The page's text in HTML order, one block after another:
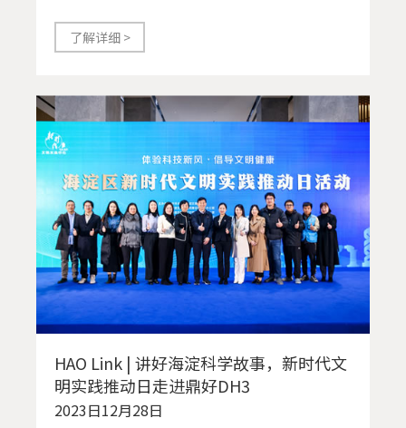
了解详细 >
HAO Link | 讲好海淀科学故事，新时代文
明实践推动日走进鼎好DH3
2023日12月28日